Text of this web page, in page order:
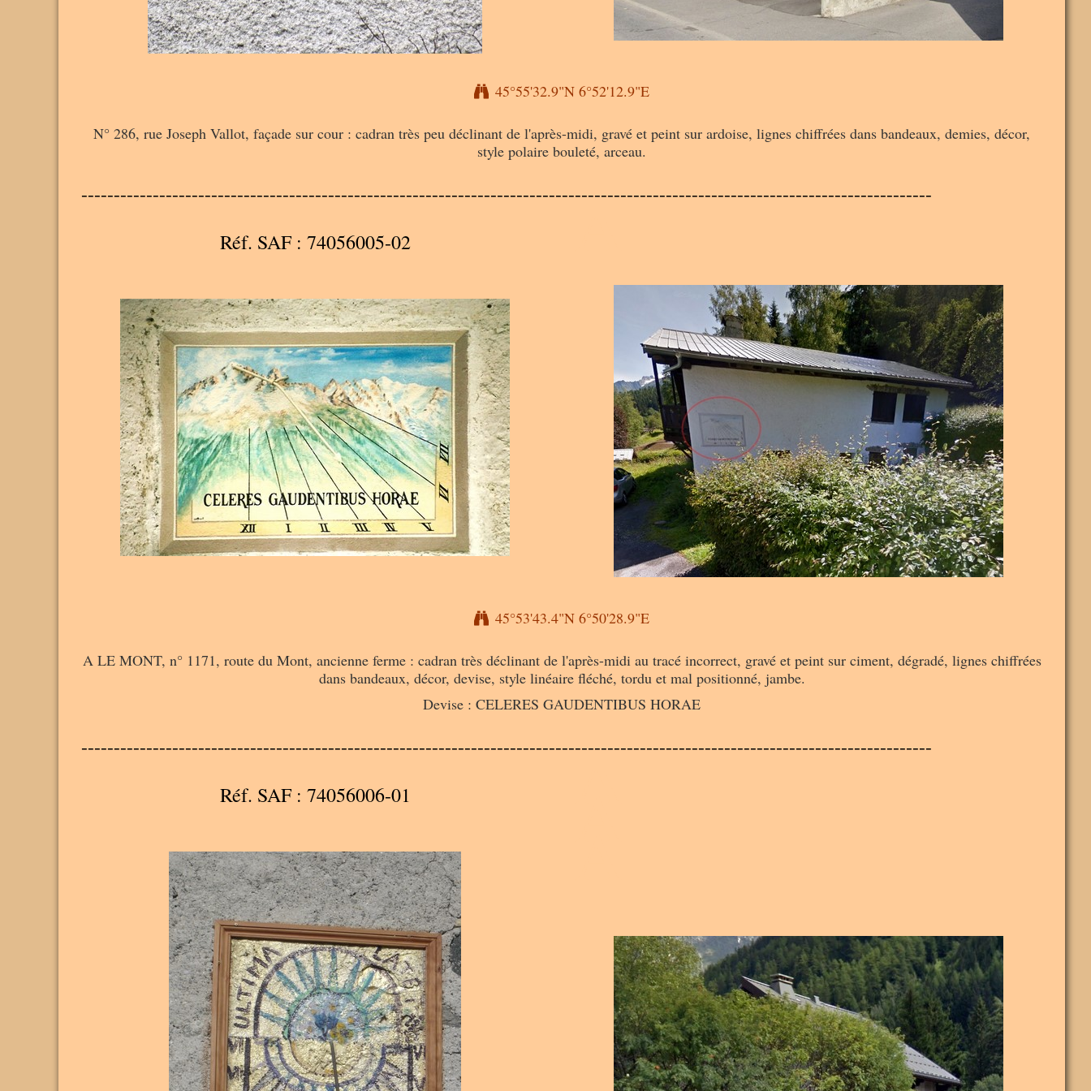
45°55'32.9"N 6°52'12.9"E
N° 286, rue Joseph Vallot, façade sur cour : cadran très peu déclinant de l'après-midi, gravé et peint sur ardoise, lignes chiffrées dans bandeaux, demies, décor,
style polaire bouleté, arceau.
-----------------------------------------------------------------------------------------------------------------------------------
Réf. SAF : 74056005-02
A
45°53'43.4"N 6°50'28.9"E
A LE MONT, n° 1171, route du Mont, ancienne ferme : cadran très déclinant de l'après-midi au tracé incorrect, gravé et peint sur ciment, dégradé, lignes chiffrées
dans bandeaux, décor, devise, style linéaire fléché, tordu et mal positionné, jambe.
Devise : CELERES GAUDENTIBUS HORAE
-----------------------------------------------------------------------------------------------------------------------------------
Réf. SAF : 74056006-01
A